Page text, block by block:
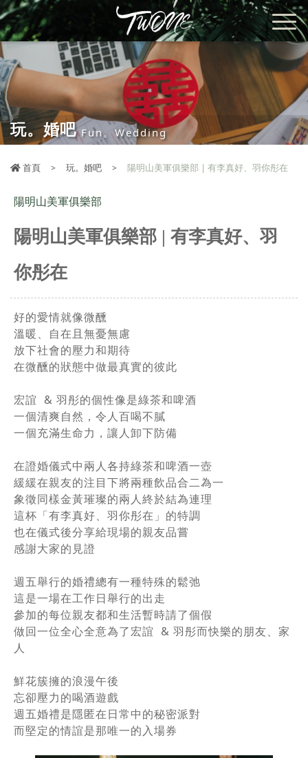
玩。婚吧 Fun。Wedding
首頁 玩。婚吧 陽明山美軍俱樂部 | 有李真好、羽你彤在
陽明山美軍俱樂部
陽明山美軍俱樂部 | 有李真好、羽
你彤在
好的愛情就像微醺
溫暖、自在且無憂無慮
放下社會的壓力和期待
在微醺的狀態中做最真實的彼此
宏誼 & 羽彤的個性像是綠茶和啤酒
一個清爽自然，令人百喝不膩
一個充滿生命力，讓人卸下防備
在證婚儀式中兩人各持綠茶和啤酒一壺
緩緩在親友的注目下將兩種飲品合二為一
象徵同樣金黃璀璨的兩人終於結為連理
這杯「有李真好、羽你彤在」的特調
也在儀式後分享給現場的親友品嘗
感謝大家的見證
週五舉行的婚禮總有一種特殊的鬆弛
這是一場在工作日舉行的出走
參加的每位親友都和生活暫時請了個假
做回一位全心全意為了宏誼 & 羽彤而快樂的朋友、家
人
鮮花簇擁的浪漫午後
忘卻壓力的喝酒遊戲
週五婚禮是隱匿在日常中的秘密派對
而堅定的情誼是那唯一的入場券